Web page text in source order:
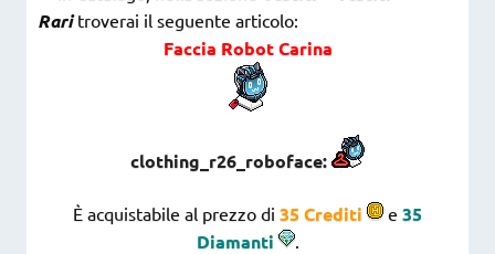
Rari troverai il seguente articolo:
Faccia Robot Carina
clothing_r26_roboface:
È acquistabile al prezzo di 35 Crediti e 35
Diamanti
.